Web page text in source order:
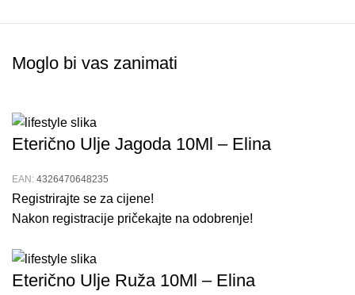
Moglo bi vas zanimati
Eterično Ulje Jagoda 10Ml – Elina
EAN: 4326470648235
Registrirajte se za cijene!
Nakon registracije pričekajte na odobrenje!
Eterično Ulje Ruža 10Ml – Elina